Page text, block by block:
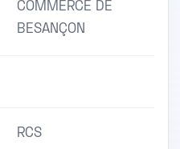
COMMERCE DE
BESANÇON
RCS